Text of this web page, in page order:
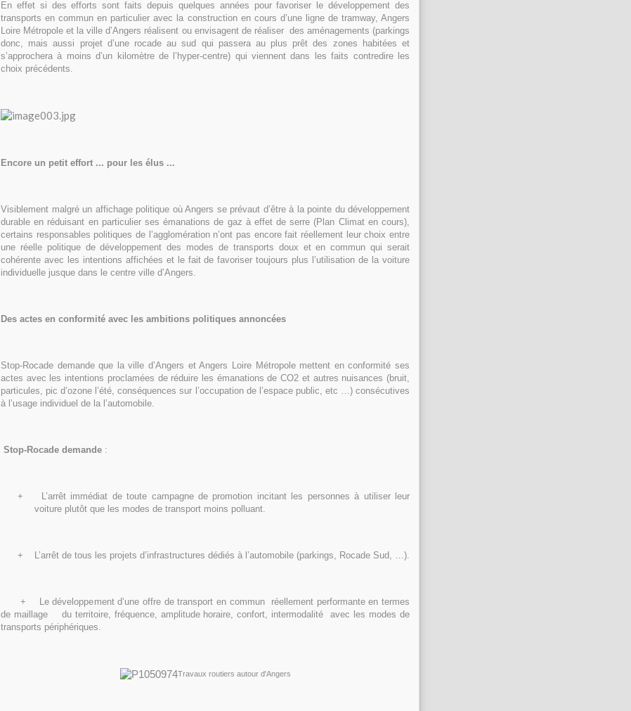
En effet si des efforts sont faits depuis quelques années pour favoriser le développement des
transports en commun en particulier avec la construction en cours d’une ligne de tramway, Angers
Loire Métropole et la ville d’Angers réalisent ou envisagent de réaliser des aménagements (parkings
donc, mais aussi projet d’une rocade au sud qui passera au plus prêt des zones habitées et
s’approchera à moins d’un kilomètre de l’hyper-centre) qui viennent dans les faits contredire les
choix précédents.
Encore un petit effort ... pour les élus ...
Visiblement malgré un affichage politique où Angers se prévaut d’être à la pointe du développement
durable en réduisant en particulier ses émanations de gaz à effet de serre (Plan Climat en cours),
certains responsables politiques de l’agglomération n’ont pas encore fait réellement leur choix entre
une réelle politique de développement des modes de transports doux et en commun qui serait
cohérente avec les intentions affichées et le fait de favoriser toujours plus l’utilisation de la voiture
individuelle jusque dans le centre ville d’Angers.
Des actes en conformité avec les ambitions politiques annoncées
Stop-Rocade demande que la ville d’Angers et Angers Loire Métropole mettent en conformité ses
actes avec les intentions proclamées de réduire les émanations de CO2 et autres nuisances (bruit,
particules, pic d’ozone l’été, conséquences sur l’occupation de l’espace public, etc …) consécutives
à l’usage individuel de la l’automobile.
Stop-Rocade demande :
+ L’arrêt immédiat de toute campagne de promotion incitant les personnes à utiliser leur
voiture plutôt que les modes de transport moins polluant.
+ L’arrêt de tous les projets d’infrastructures dédiés à l’automobile (parkings, Rocade Sud, …).
+ Le développement d’une offre de transport en commun réellement performante en termes
de maillage du territoire, fréquence, amplitude horaire, confort, intermodalité avec les modes de
transports périphériques.
Travaux routiers autour d'Angers